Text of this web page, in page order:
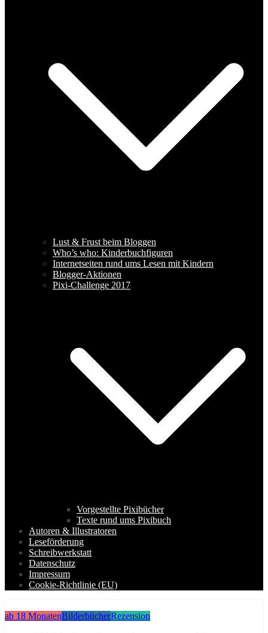
Lust & Frust beim Bloggen
Who’s who: Kinderbuchfiguren
Internetseiten rund ums Lesen mit Kindern
Blogger-Aktionen
Pixi-Challenge 2017
Vorgestellte Pixibücher
Texte rund ums Pixibuch
Autoren & Illustratoren
Leseförderung
Schreibwerkstatt
Datenschutz
Impressum
Cookie-Richtlinie (EU)
ab 18 MonatenBilderbücherRezension